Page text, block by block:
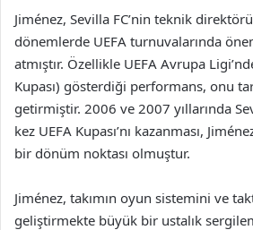
Jiménez, Sevilla FC’nin teknik
dönemlerde UEFA turnuvalarında
atmıştır. Özellikle UEFA Avrupa
Kupası) gösterdiği performans, onu
getirmiştir. 2006 ve 2007 yıllarında
kez UEFA Kupası’nı kazanması,
bir dönüm noktası olmuştur.
Jiménez, takımın oyun sistemini ve
geliştirmekte büyük bir ustalık